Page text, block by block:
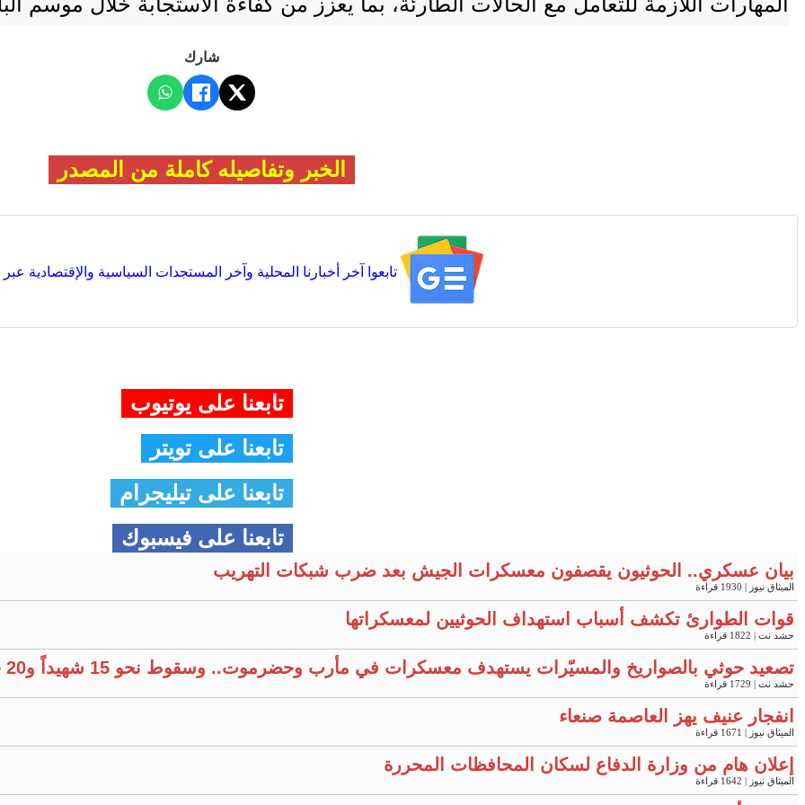
شارك
الخبر وتفاصيله كاملة من المصدر
تابعوا آخر أخبارنا المحلية وآخر المستجدات السياسية والإقتصادية عبر Google news
تابعنا على يوتيوب
تابعنا على تويتر
تابعنا على تيليجرام
تابعنا على فيسبوك
بيان عسكري.. الحوثيون يقصفون معسكرات الجيش بعد ضرب شبكات التهريب
الميثاق نيوز | 1930 قراءة
قوات الطوارئ تكشف أسباب استهداف الحوثيين لمعسكراتها
حشد نت | 1822 قراءة
تصعيد حوثي بالصواريخ والمسيّرات يستهدف معسكرات في مأرب وحضرموت.. وسقوط نحو 15 شهيداً و20 جريحًا
حشد نت | 1729 قراءة
انفجار عنيف يهز العاصمة صنعاء
الميثاق نيوز | 1671 قراءة
إعلان هام من وزارة الدفاع لسكان المحافظات المحررة
الميثاق نيوز | 1642 قراءة